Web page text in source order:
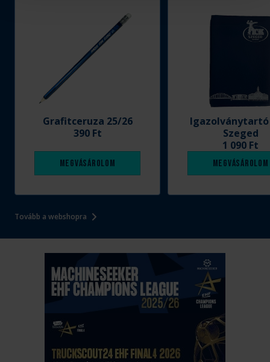
Tovább a webshopra
Grafitceruza 25/26
390 Ft
Megvásárolom
Szeged
1 090 Ft
Megvásárolom